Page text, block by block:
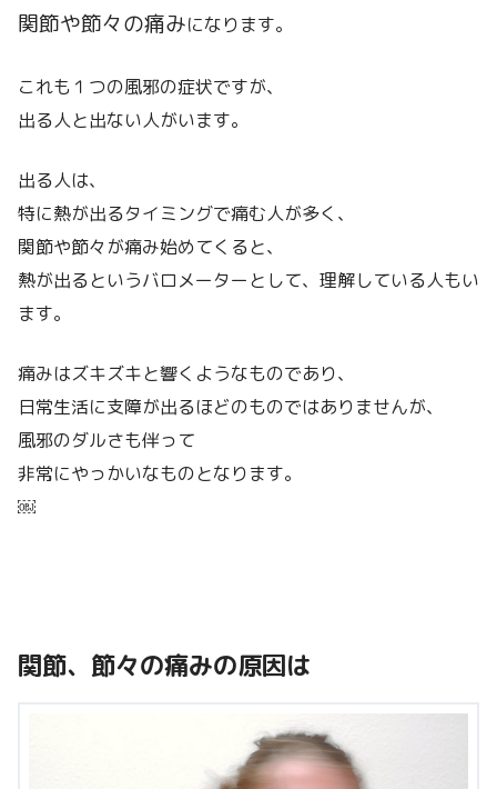
関節や節々の痛みになります。
これも１つの風邪の症状ですが、
出る人と出ない人がいます。
出る人は、
特に熱が出るタイミングで痛む人が多く、
関節や節々が痛み始めてくると、
熱が出るというバロメーターとして、理解している人もい
ます。
痛みはズキズキと響くようなものであり、
日常生活に支障が出るほどのものではありませんが、
風邪のダルさも伴って
非常にやっかいなものとなります。
￼
関節、節々の痛みの原因は